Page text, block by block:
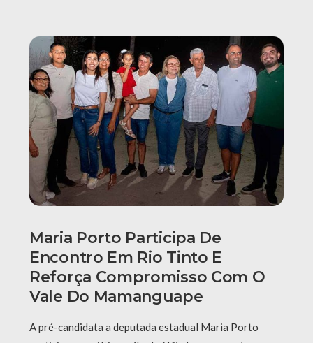
Maria Porto Participa De
Encontro Em Rio Tinto E
Reforça Compromisso Com O
Vale Do Mamanguape
A pré-candidata a deputada estadual Maria Porto